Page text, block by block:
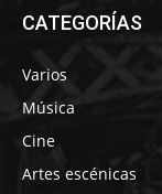
CATEGORÍAS
Varios
Música
Cine
Artes escénicas